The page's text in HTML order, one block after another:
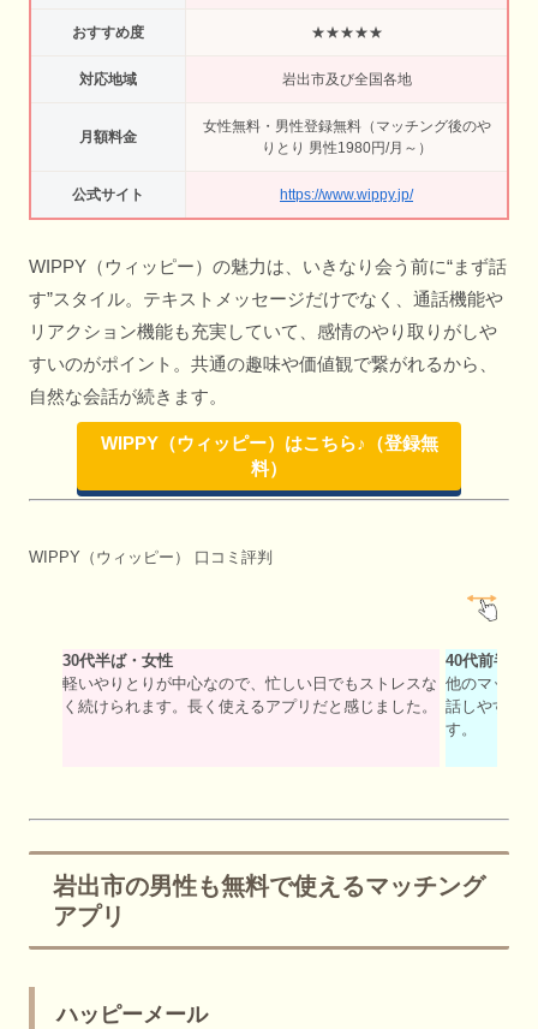
おすすめ度 ★★★★★
対応地域 岩出市及び全国各地
月額料金
女性無料・男性登録無料（マッチング後のや
りとり 男性1980円/月～）
公式サイト https://www.wippy.jp/
WIPPY（ウィッピー）の魅力は、いきなり会う前に“まず話
す”スタイル。テキストメッセージだけでなく、通話機能や
リアクション機能も充実していて、感情のやり取りがしや
すいのがポイント。共通の趣味や価値観で繋がれるから、
自然な会話が続きます。
WIPPY（ウィッピー）はこちら♪（登録無
料）
WIPPY（ウィッピー） 口コミ評判
30代半ば・女性
軽いやりとりが中心なので、忙しい日でもストレスな
く続けられます。長く使えるアプリだと感じました。
40代前半・
他のマッチ
話しやすい
す。
岩出市の男性も無料で使えるマッチング
アプリ
ハッピーメール